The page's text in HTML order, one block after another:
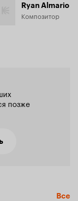
Ryan Almario
Композитор
позже
Все